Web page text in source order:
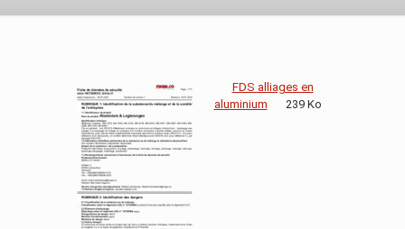
FDS alliages en
aluminium
239 Ko